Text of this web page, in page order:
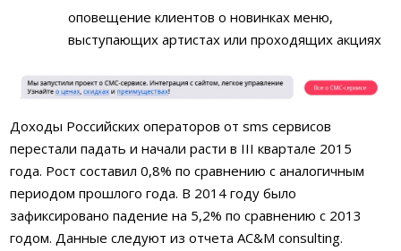
оповещение клиентов о новинках меню,
выступающих артистах или проходящих акциях
Доходы Российских операторов от sms сервисов
перестали падать и начали расти в III квартале 2015
года. Рост составил 0,8% по сравнению с аналогичным
периодом прошлого года. В 2014 году было
зафиксировано падение на 5,2% по сравнению с 2013
годом. Данные следуют из отчета AC&M consulting.